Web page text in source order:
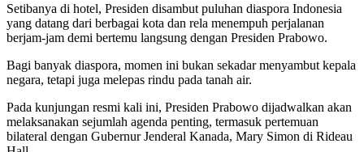
Setibanya di hotel, Presiden disambut puluhan diaspora Indonesia
yang datang dari berbagai kota dan rela menempuh perjalanan
berjam-jam demi bertemu langsung dengan Presiden Prabowo.
Bagi banyak diaspora, momen ini bukan sekadar menyambut kepala
negara, tetapi juga melepas rindu pada tanah air.
Pada kunjungan resmi kali ini, Presiden Prabowo dijadwalkan akan
melaksanakan sejumlah agenda penting, termasuk pertemuan
bilateral dengan Gubernur Jenderal Kanada, Mary Simon di Rideau